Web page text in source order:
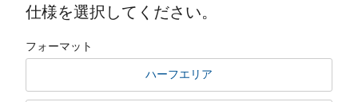
仕様を選択してください。
フォーマット
ハーフエリア